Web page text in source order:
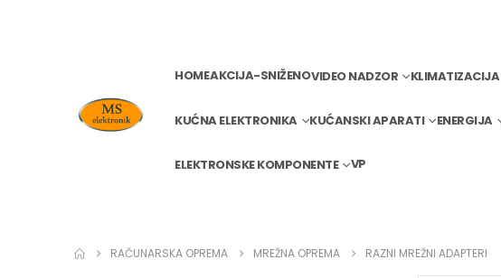
HOMEAKCIJA-SNIŽENOVIDEO NADZOR KLIMATIZACIJA
KUĆNA ELEKTRONIKA KUĆANSKI APARATI ENERGIJA
ELEKTRONSKE KOMPONENTE VP
RAČUNARSKA OPREMA MREŽNA OPREMA RAZNI MREŽNI ADAPTERI